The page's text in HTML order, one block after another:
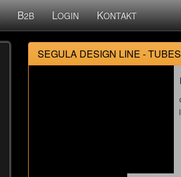
B2B LOGIN KONTAKT
SEGULA DESIGN LINE - TUBES